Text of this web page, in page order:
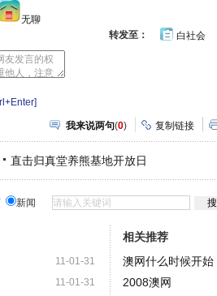
无聊
转发至： 白社会
我来说两句(0) 复制链接
直击归真堂养熊基地开放日
新闻
11-01-31
11-01-31
相关推荐
澳网什么时候开始
2008澳网